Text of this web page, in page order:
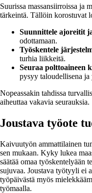
Suurissa massansiirroissa ja
tärkeintä. Tällöin korostuvat
Suunnittele ajoreitit
odottamaan.
Työskentele
turhia liikkeitä.
Seuraa polttoaineen
pysyy taloudellisena ja
Nopeassakin tahdissa
aiheuttaa vakavia seurauksia.
Joustava työote
Kaivuutyön ammattilainen
sen mukaan. Kyky lukea
säätää omaa työskentelyään
sujuvaa. Joustava työtyyli ei
työpäivästä myös
työmaalla.